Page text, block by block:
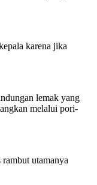
karena jika
lemak yang
melalui pori-
utamanya